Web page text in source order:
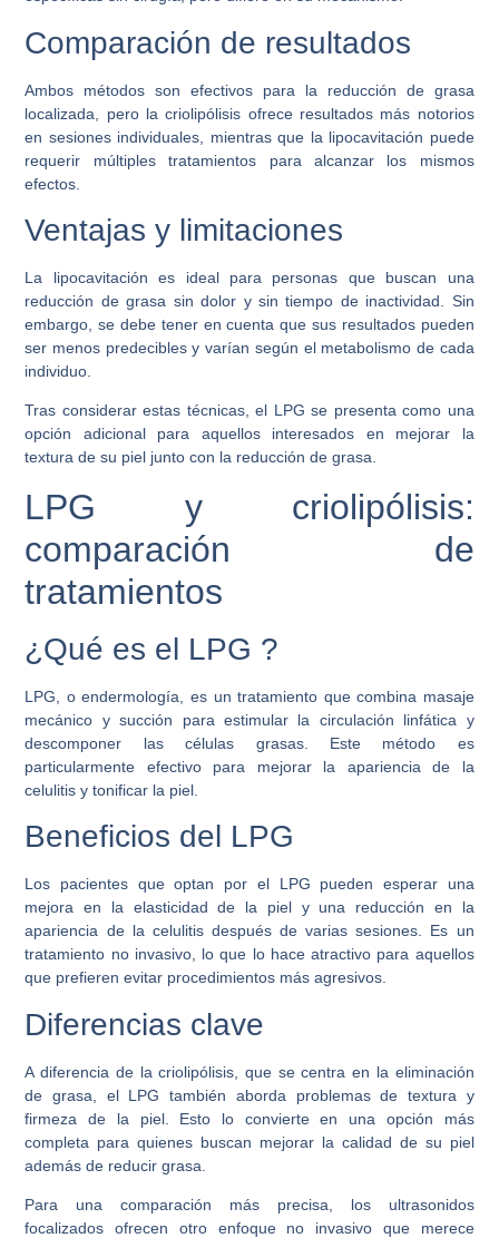
Comparación de resultados
Ambos métodos son efectivos para la reducción de grasa
localizada, pero la criolipólisis ofrece resultados más notorios
en sesiones individuales, mientras que la lipocavitación puede
requerir múltiples tratamientos para alcanzar los mismos
efectos.
Ventajas y limitaciones
La lipocavitación es ideal para personas que buscan una
reducción de grasa sin dolor y sin tiempo de inactividad. Sin
embargo, se debe tener en cuenta que sus resultados pueden
ser menos predecibles y varían según el metabolismo de cada
individuo.
Tras considerar estas técnicas, el LPG se presenta como una
opción adicional para aquellos interesados en mejorar la
textura de su piel junto con la reducción de grasa.
LPG y criolipólisis:
comparación de
tratamientos
¿Qué es el LPG ?
LPG, o endermología, es un tratamiento que combina masaje
mecánico y succión para estimular la circulación linfática y
descomponer las células grasas. Este método es
particularmente efectivo para mejorar la apariencia de la
celulitis y tonificar la piel.
Beneficios del LPG
Los pacientes que optan por el LPG pueden esperar una
mejora en la elasticidad de la piel y una reducción en la
apariencia de la celulitis después de varias sesiones. Es un
tratamiento no invasivo, lo que lo hace atractivo para aquellos
que prefieren evitar procedimientos más agresivos.
Diferencias clave
A diferencia de la criolipólisis, que se centra en la eliminación
de grasa, el LPG también aborda problemas de textura y
firmeza de la piel. Esto lo convierte en una opción más
completa para quienes buscan mejorar la calidad de su piel
además de reducir grasa.
Para una comparación más precisa, los ultrasonidos
focalizados ofrecen otro enfoque no invasivo que merece